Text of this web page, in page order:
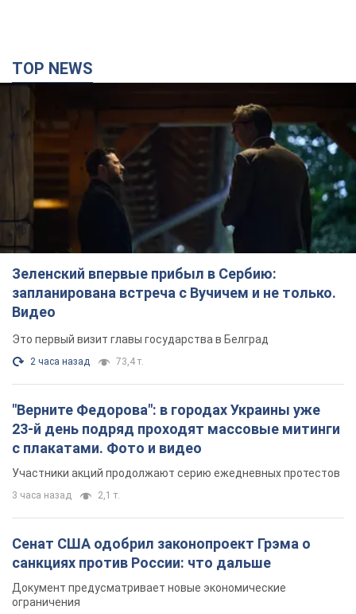
TOP NEWS
Зеленский впервые прибыл в Сербию:
запланирована встреча с Вучичем и не только.
Видео
Это первый визит главы государства в Белград
2 часа назад 73,4 т.
"Верните Федорова": в городах Украины уже
23-й день подряд проходят массовые митинги
с плакатами. Фото и видео
Участники акций продолжают серию ежедневных протестов
3 часа назад 2,1 т.
Сенат США одобрил законопроект Грэма о
санкциях против России: что дальше
Документ предусматривает новые экономические
ограничения